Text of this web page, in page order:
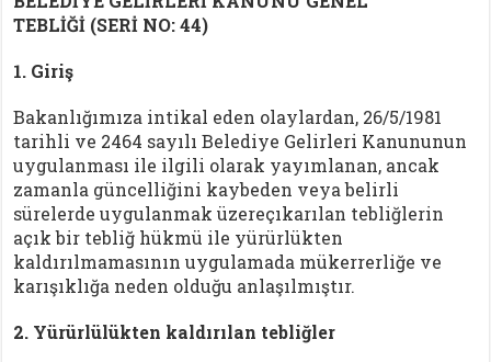
TEBLİĞİ (SERİ NO: 44)
1. Giriş
Bakanlığımıza intikal eden olaylardan, 26/5/1981
tarihli ve 2464 sayılı Belediye Gelirleri Kanununun
uygulanması ile ilgili olarak yayımlanan, ancak
zamanla güncelliğini kaybeden veya belirli
sürelerde uygulanmak üzereçıkarılan tebliğlerin
açık bir tebliğ hükmü ile yürürlükten
kaldırılmamasının uygulamada mükerrerliğe ve
karışıklığa neden olduğu anlaşılmıştır.
2. Yürürlülükten kaldırılan tebliğler